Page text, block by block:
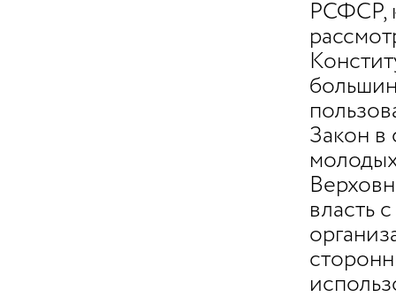
РСФСР,
Закон в
власть